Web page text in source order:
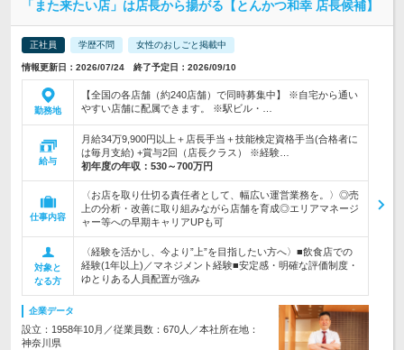
「また来たい店」は店長から揚がる【とんかつ和幸 店長候補】
正社員 学歴不問 女性のおしごと掲載中
情報更新日：2026/07/24 終了予定日：2026/09/10
勤務地
【全国の各店舗（約240店舗）で同時募集中】 ※自宅から通い
やすい店舗に配属できます。 ※駅ビル・…
給与
月給34万9,900円以上＋店長手当＋技能検定資格手当(合格者に
は毎月支給) +賞与2回（店長クラス） ※経験…
初年度の年収： 530～700万円
仕事内容
〈お店を取り仕切る責任者として、幅広い運営業務を。〉◎売
上の分析・改善に取り組みながら店舗を育成◎エリアマネージ
ャー等への早期キャリアUPも可
対象と
なる方
〈経験を活かし、今より”上”を目指したい方へ〉■飲食店での
経験(1年以上)／マネジメント経験■安定感・明確な評価制度・
ゆとりある人員配置が強み
企業データ
設立：1958年10月／従業員数：670人／本社所在地：
神奈川県